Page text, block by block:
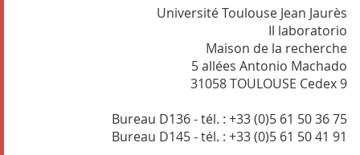
Université Toulouse Jean Jaurès
Il laboratorio
Maison de la recherche
5 allées Antonio Machado
31058 TOULOUSE Cedex 9
Bureau D136 - tél. : +33 (0)5 61 50 36 75
Bureau D145 - tél. : +33 (0)5 61 50 41 91